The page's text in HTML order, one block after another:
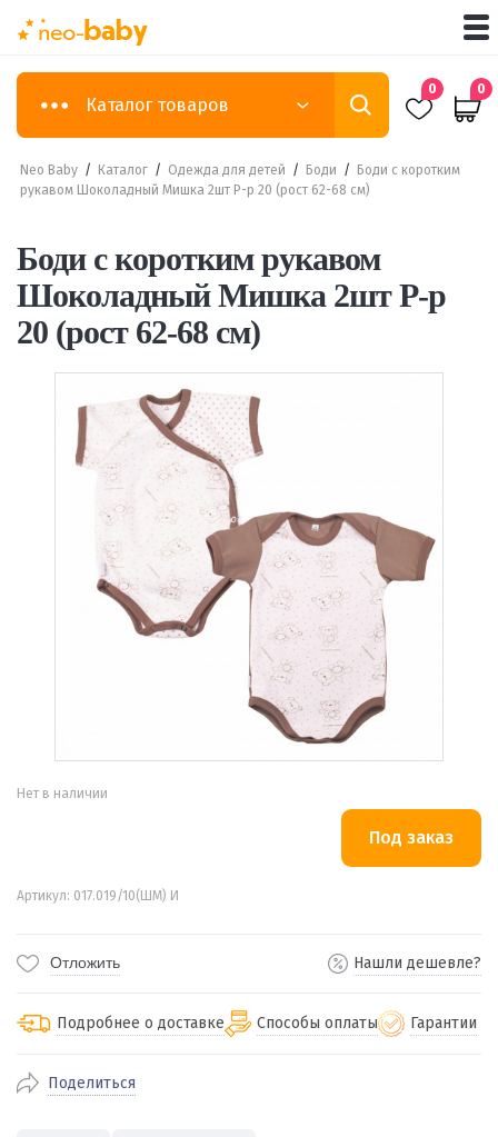
Каталог товаров
0 0
Neo Baby / Каталог / Одежда для детей / Боди /
Боди с коротким
рукавом Шоколадный Мишка 2шт Р-р 20 (рост 62-68 см)
Боди с коротким рукавом
Шоколадный Мишка 2шт Р-р
20 (рост 62-68 см)
Нет в наличии
Артикул: 017.019/10(ШМ) И
Отложить Нашли дешевле?
Подробнее о доставке
По Екатеринбургу бесплатная
Способы оплаты Гарантии
Поделиться